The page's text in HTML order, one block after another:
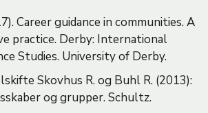
Career guidance in communities. A
practice. Derby: International
Studies. University of Derby.
Skovhus R. og Buhl R. (2013):
og grupper. Schultz.